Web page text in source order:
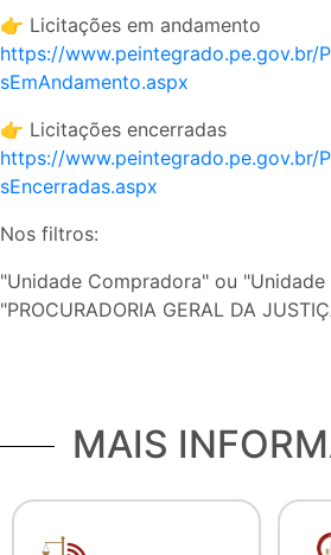
👉 Licitações em andamento
https://www.peintegrado.pe.gov.br/
sEmAndamento.aspx
👉 Licitações encerradas
https://www.peintegrado.pe.gov.br/
sEncerradas.aspx
Nos filtros:
"Unidade Compradora" ou "Unidade
"PROCURADORIA GERAL DA
MAIS